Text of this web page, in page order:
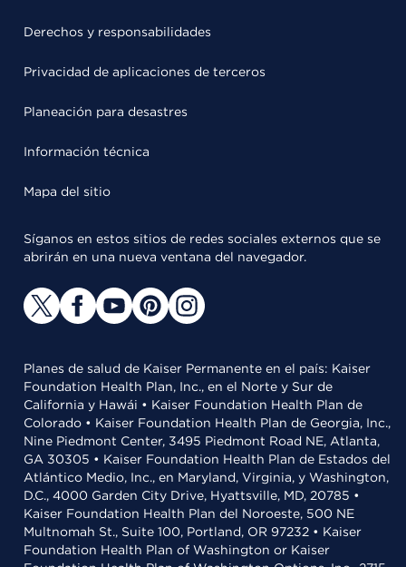
Derechos y responsabilidades
Privacidad de aplicaciones de terceros
Planeación para desastres
Información técnica
Mapa del sitio
Síganos en estos sitios de redes sociales externos que se
abrirán en una nueva ventana del navegador.
Planes de salud de Kaiser Permanente en el país: Kaiser
Foundation Health Plan, Inc., en el Norte y Sur de
California y Hawái • Kaiser Foundation Health Plan de
Colorado • Kaiser Foundation Health Plan de Georgia, Inc.,
Nine Piedmont Center, 3495 Piedmont Road NE, Atlanta,
GA 30305 • Kaiser Foundation Health Plan de Estados del
Atlántico Medio, Inc., en Maryland, Virginia, y Washington,
D.C., 4000 Garden City Drive, Hyattsville, MD, 20785 •
Kaiser Foundation Health Plan del Noroeste, 500 NE
Multnomah St., Suite 100, Portland, OR 97232 • Kaiser
Foundation Health Plan of Washington or Kaiser